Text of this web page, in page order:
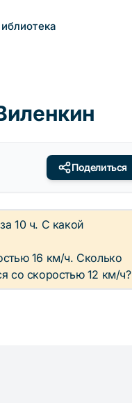
Поделиться
10 ч. С какой
16 км/ч. Сколько
со скоростью 12 км/ч?